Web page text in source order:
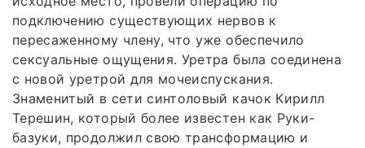
подключению существующих нервов к
пересаженному члену, что уже обеспечило
сексуальные ощущения. Уретра была соединена
с новой уретрой для мочеиспускания.
Знаменитый в сети синтоловый качок Кирилл
Терешин, который более известен как Руки-
базуки, продолжил свою трансформацию и